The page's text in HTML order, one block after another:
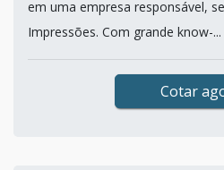
em uma empresa responsável,
Impressões. Com grande know-...
Cotar